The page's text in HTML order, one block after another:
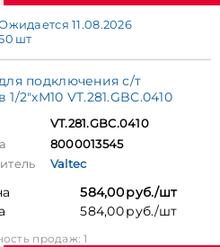
11.08.2026
шт
подключения с/т
2"хМ10 VT.281.GBC.0410
VT.281.GBC.0410
8000013545
Valtec
584,00 руб./шт
584,00 руб./шт
продаж: 1